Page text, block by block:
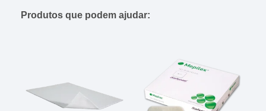
Produtos que podem ajudar: